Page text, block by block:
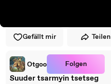
Gefällt mir Teilen
Otgoo Folgen
Suuder tsarmyin tsetseg